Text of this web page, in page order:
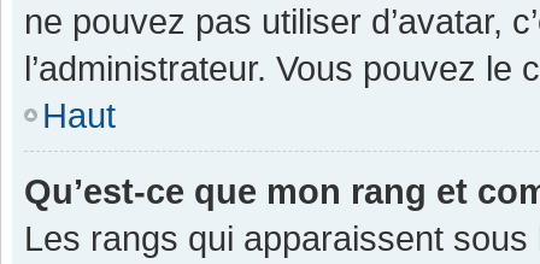
ne pouvez pas utiliser d’avatar,
l’administrateur. Vous pouvez
Haut
Qu’est-ce que mon rang et
Les rangs qui apparaissent